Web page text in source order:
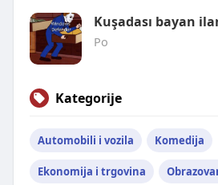
Kuşadası bayan
Po
Kategorije
Automobili i vozila Komedija
Ekonomija i trgovina